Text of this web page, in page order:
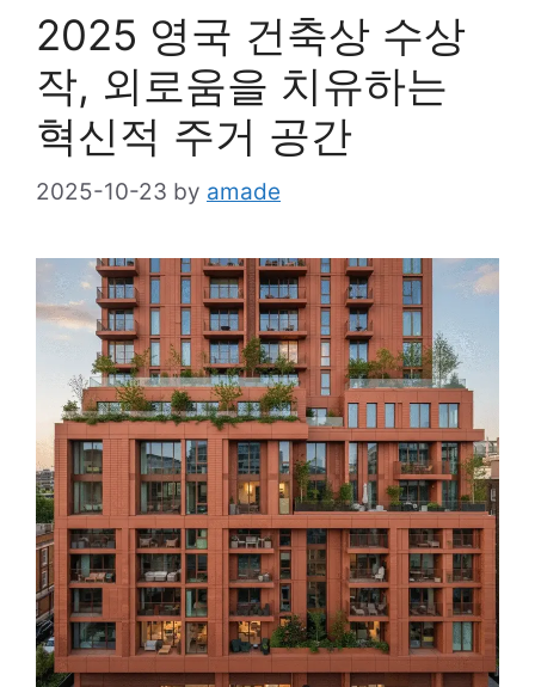
2025 영국 건축상 수상
작, 외로움을 치유하는
혁신적 주거 공간
2025-10-23 by amade